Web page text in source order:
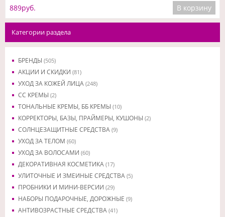
889руб.
В корзину
Категории раздела
БРЕНДЫ (505)
АКЦИИ И СКИДКИ (81)
УХОД ЗА КОЖЕЙ ЛИЦА (248)
CC КРЕМЫ (2)
ТОНАЛЬНЫЕ КРЕМЫ, ББ КРЕМЫ (10)
КОРРЕКТОРЫ, БАЗЫ, ПРАЙМЕРЫ, КУШОНЫ (2)
СОЛНЦЕЗАЩИТНЫЕ СРЕДСТВА (9)
УХОД ЗА ТЕЛОМ (60)
УХОД ЗА ВОЛОСАМИ (60)
ДЕКОРАТИВНАЯ КОСМЕТИКА (17)
УЛИТОЧНЫЕ И ЗМЕИНЫЕ СРЕДСТВА (5)
ПРОБНИКИ И МИНИ-ВЕРСИИ (29)
НАБОРЫ ПОДАРОЧНЫЕ, ДОРОЖНЫЕ (9)
АНТИВОЗРАСТНЫЕ СРЕДСТВА (41)